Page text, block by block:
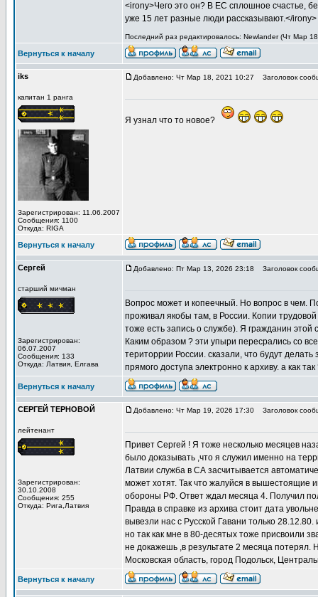
<irony>Чего это он? В ЕС сплошное счастье,
уже 15 лет разные люди рассказывают.</irony>
Последний раз редактировалось: Newlander (Чт Мар
Вернуться к началу
iks
капитан 1 ранга
Зарегистрирован: 11.06.2007
Сообщения: 1100
Откуда: RIGA
Добавлено: Чт Мар 18, 2021 10:27 Заголовок
Я узнал что то новое?
Вернуться к началу
Сергей
старший мичман
Зарегистрирован:
06.07.2007
Сообщения: 133
Откуда: Латвия, Елгава
Добавлено: Пт Мар 13, 2026 23:18 Заголовок
Вопрос может и копеечный. Но вопрос в чем.
проживал якобы там, в России. Копии
тоже есть запись о службе). Я гражданин
Каким образом ? эти упыри пересрались со
територрии России. сказали, что будут
прямого доступа электронно к архиву. а как
Вернуться к началу
СЕРГЕЙ ТЕРНОВОЙ
лейтенант
Зарегистрирован:
30.10.2008
Сообщения: 255
Откуда: Рига,Латвия
Добавлено: Чт Мар 19, 2026 17:30 Заголовок
Привет Сергей ! Я тоже несколько месяцев
было доказывать ,что я служил именно на
Латвии служба в СА засчитывается
может хотят. Так что жалуйся в вышестоящие
обороны РФ. Ответ ждал месяца 4. Получил
Правда в справке из архива стоит дата
вывезли нас с Русской Гавани только
но так как мне в 80-десятых тоже присвоили
не докажешь ,в результате 2 месяца потерял.
Московская область, город Подольск,
Вернуться к началу